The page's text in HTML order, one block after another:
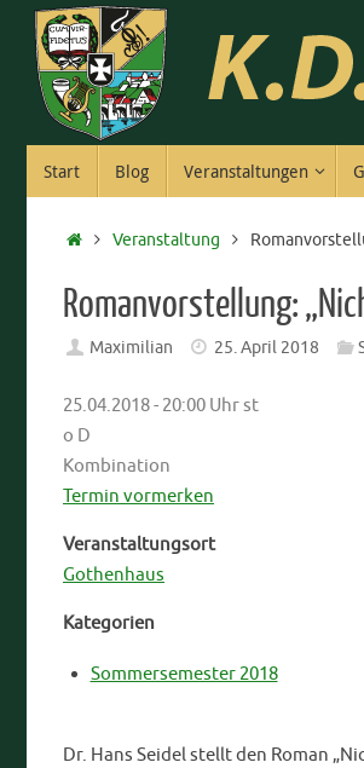
Zum
Inhalt
springen
Inhalt
Start Blog Veranstaltungen
StartVeranstaltung
Romanvorstellung:
Maximilian 25. April 2018
25.04.2018 - 20:00 Uhr st
o D
Kombination
Termin vormerken
Veranstaltungsort
Gothenhaus
Kategorien
Sommersemester 2018
Dr. Hans Seidel stellt den Roman